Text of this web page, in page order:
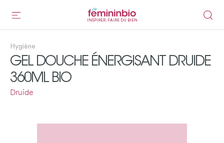
INSPIRER, FAIRE DU BIEN
Hygiène
GEL DOUCHE ÉNERGISANT DRUIDE
360ML BIO
Druide